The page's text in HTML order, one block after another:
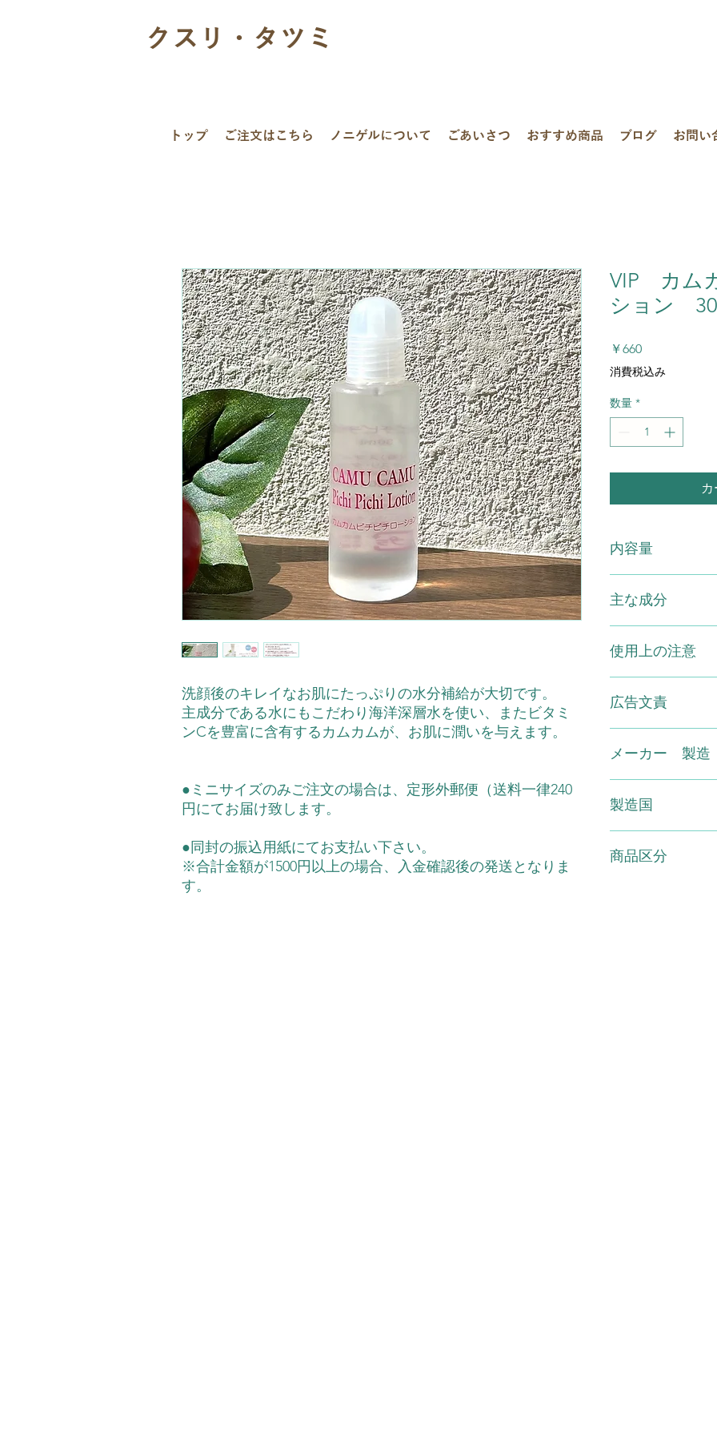
クスリ・タツミ
トップ ご注文はこちら ノニゲルについて ごあいさつ おすすめ商品 ブログ お問い
洗顔後のキレイなお肌にたっぷりの水分補給が大切です。
主成分である水にもこだわり海洋深層水を使い、またビタミ
ンCを豊富に含有するカムカムが、お肌に潤いを与えます。
●ミニサイズのみご注文の場合は、定形外郵便（送料一律240
円にてお届け致します。
●同封の振込用紙にてお支払い下さい。
※合計金額が1500円以上の場合、入金確認後の発送となりま
す。
VIP カム
ション
￥660価
格
消費税込み
数量 *
内容量
主な成分
グリコール、水、ミ
コンエキス、クロレ
使用上の注意
お肌に合わないとき
ゆみ、刺激、色抜
膚科専門医などにご
ないところに保管し
の場所、直射日光の
広告文責
メーカー 製造
製造国
商品区分